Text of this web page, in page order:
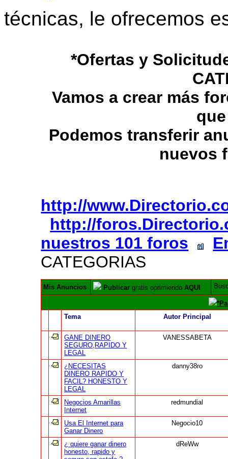
técnicas, le ofrecemos
*Ofertas y
Vamos a crear más
Podemos transferir
nuevos
http://
http://
nuestros 101 foros
CATEGORIAS
Mis Anuncios Publicar gratis oprimiendoAQUI
Tema
Autor Principal
GANE DINERO
SEGURO,RAPIDO Y
LEGAL
VANESSABETA
¿NECESITAS
DINERO RAPIDO Y
FACIL? HONESTO Y
LEGAL
danny38ro
Negocios Amarillas
Internet
redmundial
Usa El Internet para
Ganar Dinero
Negocio10
¿ quiere ganar dinero
honesto, rapido y
dReWw